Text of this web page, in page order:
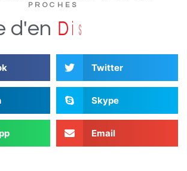
PROCHES
d'en Di s
Twitter
Skype
Email